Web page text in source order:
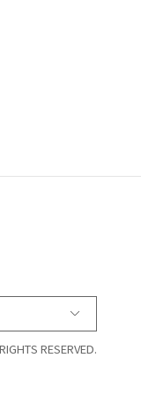
RESERVED.